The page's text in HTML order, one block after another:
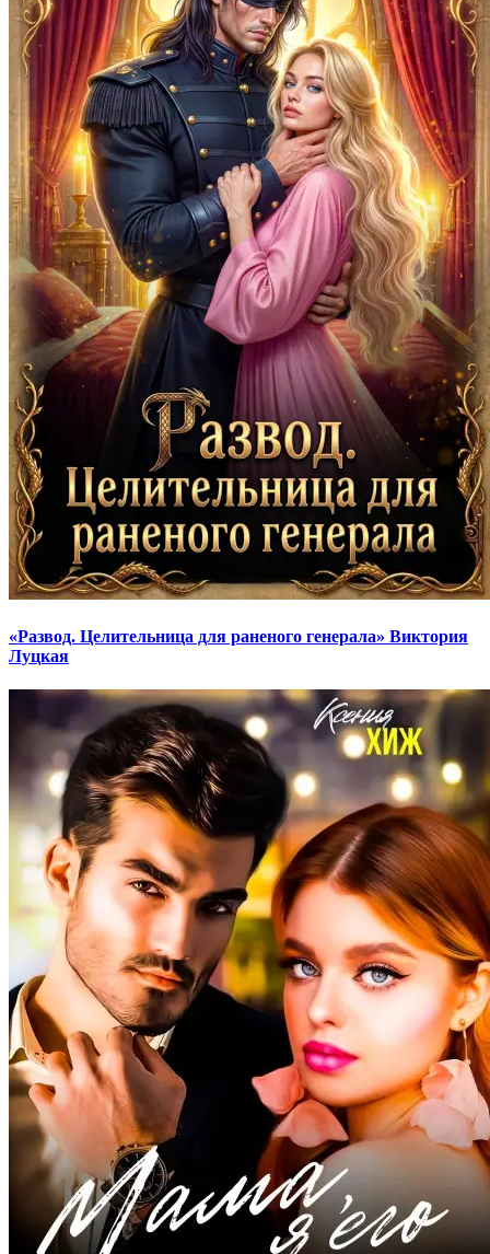
«Развод. Целительница для раненого генерала» Виктория
Луцкая